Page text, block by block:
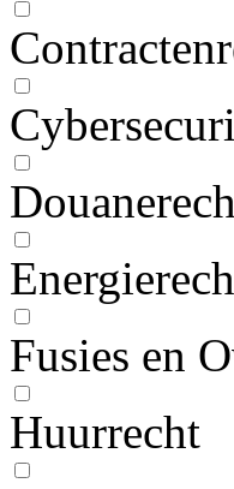
Fusies en
Huurrecht